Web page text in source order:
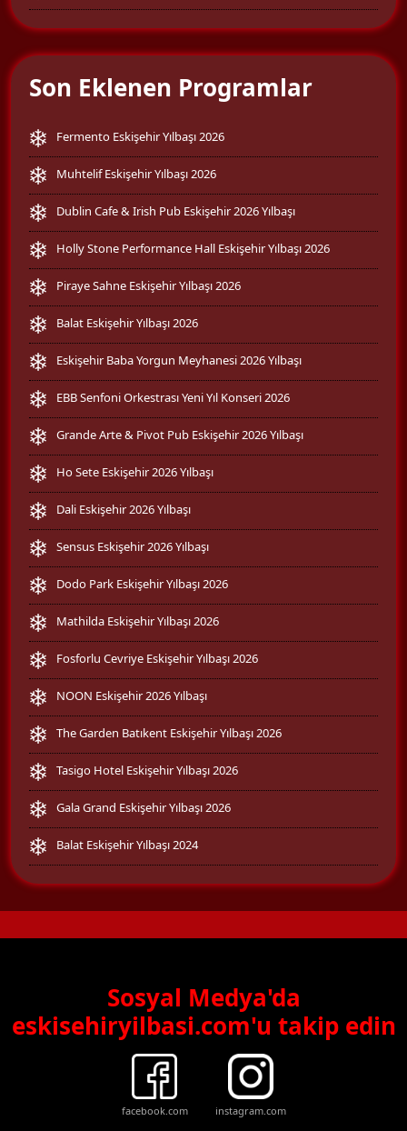
Son Eklenen Programlar
Fermento Eskişehir Yılbaşı 2026
Muhtelif Eskişehir Yılbaşı 2026
Dublin Cafe & Irish Pub Eskişehir 2026 Yılbaşı
Holly Stone Performance Hall Eskişehir Yılbaşı 2026
Piraye Sahne Eskişehir Yılbaşı 2026
Balat Eskişehir Yılbaşı 2026
Eskişehir Baba Yorgun Meyhanesi 2026 Yılbaşı
EBB Senfoni Orkestrası Yeni Yıl Konseri 2026
Grande Arte & Pivot Pub Eskişehir 2026 Yılbaşı
Ho Sete Eskişehir 2026 Yılbaşı
Dali Eskişehir 2026 Yılbaşı
Sensus Eskişehir 2026 Yılbaşı
Dodo Park Eskişehir Yılbaşı 2026
Mathilda Eskişehir Yılbaşı 2026
Fosforlu Cevriye Eskişehir Yılbaşı 2026
NOON Eskişehir 2026 Yılbaşı
The Garden Batıkent Eskişehir Yılbaşı 2026
Tasigo Hotel Eskişehir Yılbaşı 2026
Gala Grand Eskişehir Yılbaşı 2026
Balat Eskişehir Yılbaşı 2024
Sosyal Medya'da
eskisehiryilbasi.com'u takip edin
facebook.com instagram.com